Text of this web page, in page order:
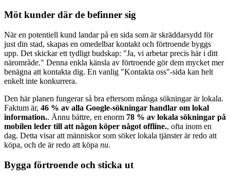
Möt kunder där de befinner sig
När en potentiell kund landar på en sida som är skräddarsydd för
just din stad, skapas en omedelbar kontakt och förtroende byggs
upp. Det skickar ett tydligt budskap: "Ja, vi arbetar precis här i ditt
närområde." Denna enkla känsla av förtroende gör dem mycket mer
benägna att kontakta dig. En vanlig "Kontakta oss"-sida kan helt
enkelt inte konkurrera.
Den här planen fungerar så bra eftersom många sökningar är lokala.
Faktum är, 46 % av alla Google-sökningar handlar om lokal
information.. Ännu bättre, en enorm 78 % av lokala sökningar på
mobilen leder till att någon köper något offline., ofta inom en
dag. Detta visar att människor som söker lokala tjänster är redo att
köpa, och de är redo att köpa nu.
Bygga förtroende och sticka ut